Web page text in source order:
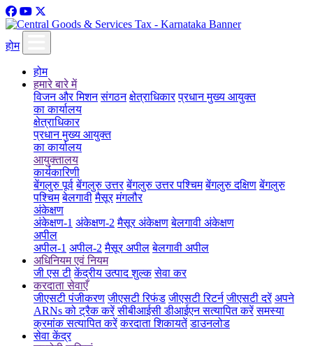
होम
होम
हमारे बारे में
विजन और मिशन संगठन क्षेत्राधिकार प्रधान मुख्य आयुक्त
का कार्यालय
क्षेत्राधिकार
प्रधान मुख्य आयुक्त
का कार्यालय
आयुक्तालय
कार्यकारिणी
बेंगलुरु पूर्व बेंगलुरु उत्तर बेंगलुरु उत्तर पश्चिम बेंगलुरु दक्षिण बेंगलुरु
पश्चिम बेलगावी मैसूर मंगलौर
अंकेक्षण
अंकेक्षण-1 अंकेक्षण-2 मैसूर अंकेक्षण बेलगावी अंकेक्षण
अपील
अपील-1 अपील-2 मैसूर अपील बेलगावी अपील
अधिनियम एवं नियम
जी एस टी केंद्रीय उत्पाद शुल्क सेवा कर
करदाता सेवाएँ
जीएसटी पंजीकरण जीएसटी रिफंड जीएसटी रिटर्न जीएसटी दरें अपने
ARNs को ट्रैक करें सीबीआईसी डीआईएन सत्यापित करें समस्या
क्रमांक सत्यापित करें करदाता शिकायतें डाउनलोड
सेवा केंद्र